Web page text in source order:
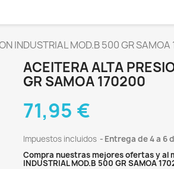
INDUSTRIAL MOD.B 500 GR
ACEITERA ALTA
GR SAMOA 170200
71,95 €
Impuestos incluidos
Entrega de 4 a 6
Compra nuestras mejores ofertas y al
INDUSTRIAL MOD.B 500 GR SAMOA